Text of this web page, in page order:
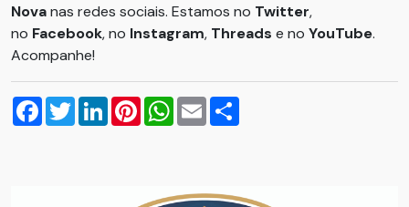
Novanas redes sociais. Estamos no Twitter,
no Facebook, no Instagram, Threads e no YouTube.
Acompanhe!
Facebook
TwitterLinkedInPinterestWhatsApp
Email